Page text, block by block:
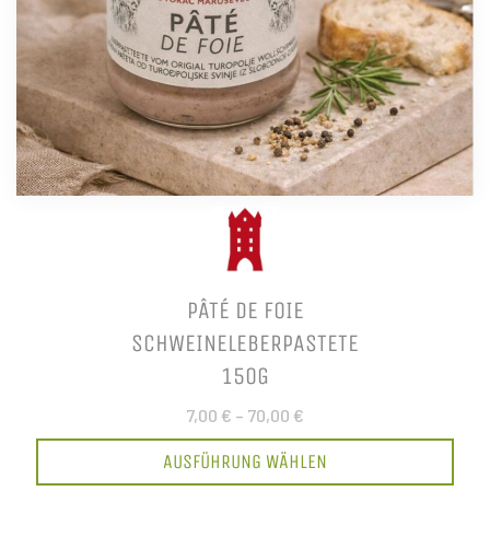
PÂTÉ DE FOIE
SCHWEINELEBERPASTETE
150G
7,00 € – 70,00 €
AUSFÜHRUNG WÄHLEN